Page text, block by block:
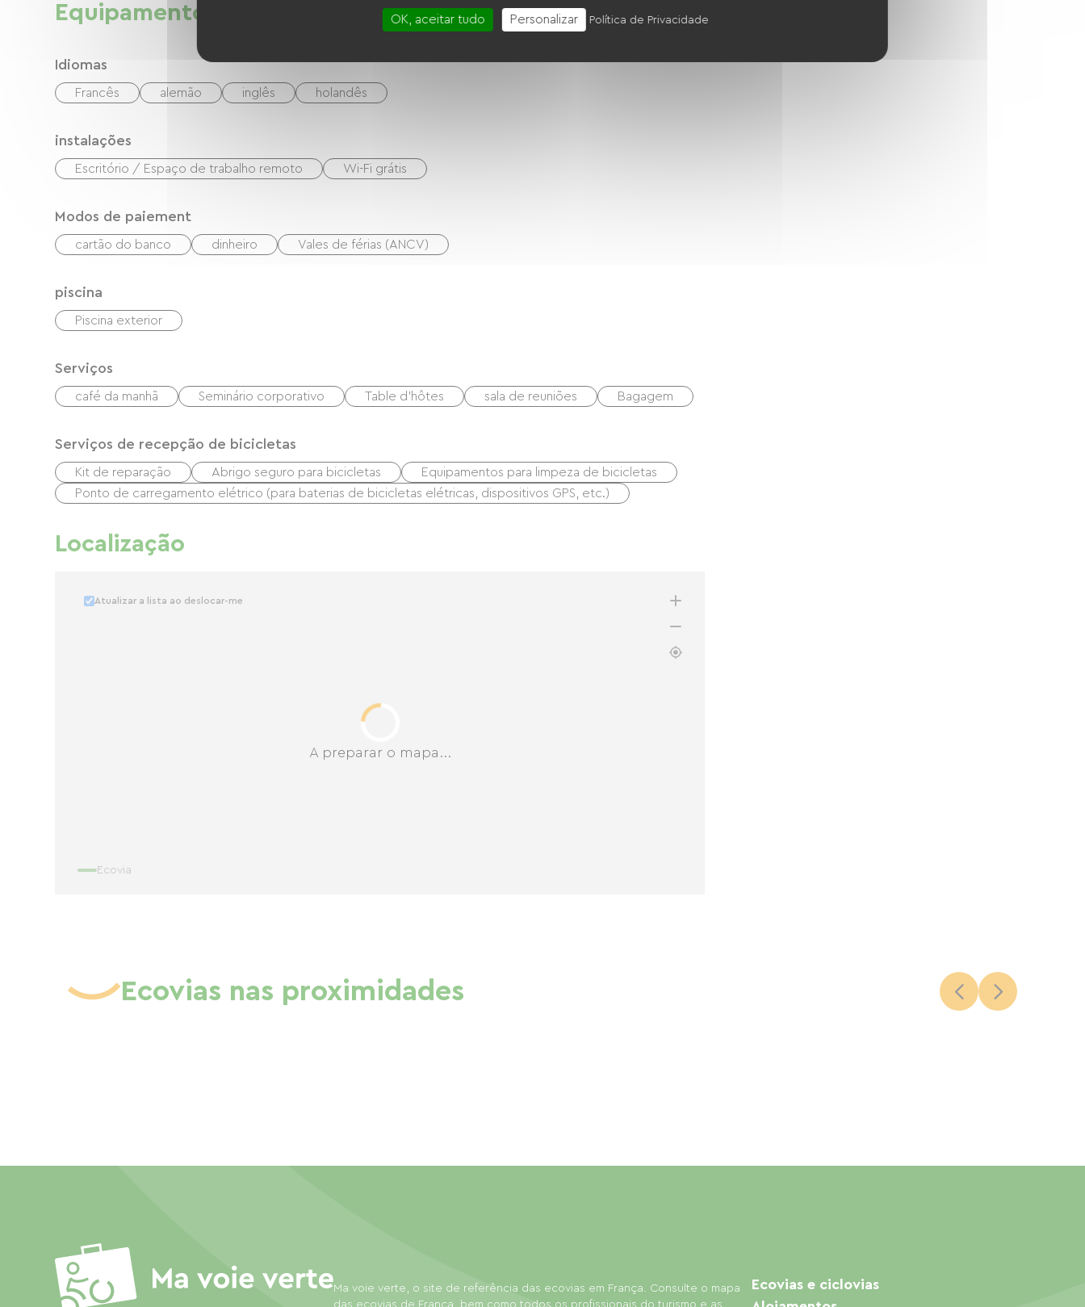
Equipamentos
Idiomas
Francês alemão inglês holandês
instalações
Escritório / Espaço de trabalho remoto Wi-Fi grátis
Modos de paiement
cartão do banco dinheiro Vales de férias (ANCV)
piscina
Piscina exterior
Serviços
café da manhã Seminário corporativo Table d'hôtes sala de reuniões Bagagem
Serviços de recepção de bicicletas
Kit de reparação Abrigo seguro para bicicletas
Equipamentos para limpeza de bicicletas
Ponto de carregamento elétrico (para baterias de bicicletas elétricas, dispositivos GPS, etc.)
Localização
A preparar o mapa...
Atualizar a lista ao deslocar-me
Ecovia
Ecovias nas proximidades
Ma voie verte, o site de referência das ecovias em França. Consulte o mapa
das ecovias de França, bem como todos os profissionais do turismo e as
Ecovias e ciclovias
OK, aceitar tudo Personalizar Política de Privacidade